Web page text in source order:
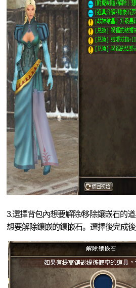
3.選擇背包內想要解除/移除鑲嵌石的
想要解除鑲嵌的鑲嵌石。選擇後完成後